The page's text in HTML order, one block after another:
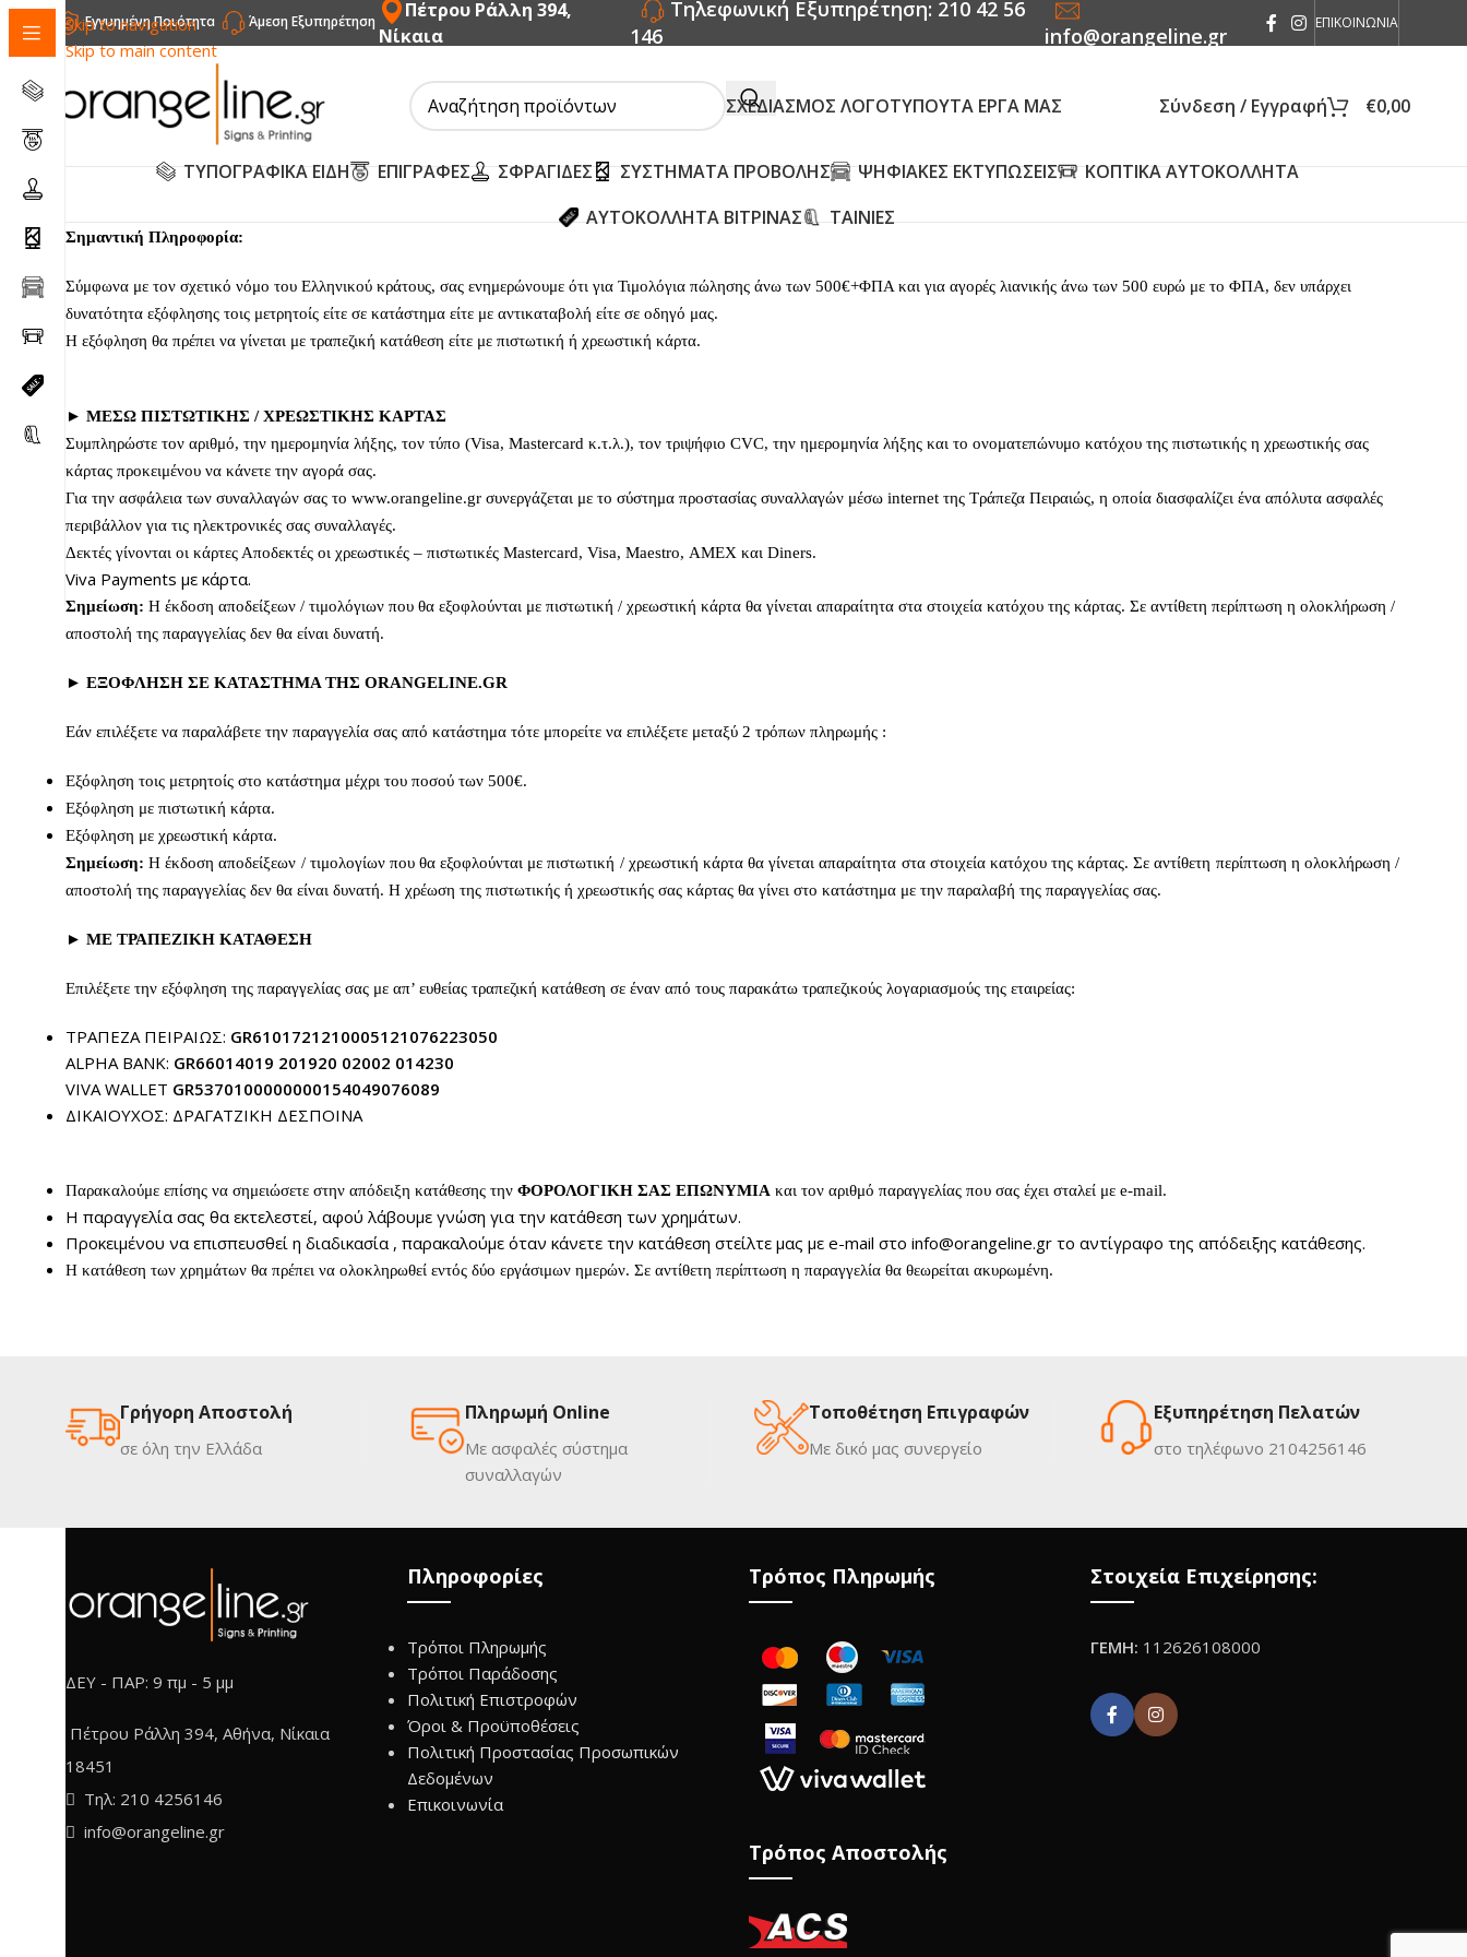
Skip to navigation
Skip to main content
Εγγυημένη Ποιότητα Άμεση Εξυπηρέτηση
Πέτρου Ράλλη 394,
Νίκαια
Τηλεφωνική Εξυπηρέτηση: 210 42 56
146
info@orangeline.gr
ΕΠΙΚΟΙΝΩΝΙΑ
ΣΧΕΔΙΑΣΜΟΣ ΛΟΓΟΤΥΠΟΥΤΑ ΕΡΓΑ ΜΑΣ Σύνδεση / Εγγραφή €0,00
ΤΥΠΟΓΡΑΦΙΚΑ ΕΙΔΗ ΕΠΙΓΡΑΦΕΣ ΣΦΡΑΓΙΔΕΣ ΣΥΣΤΗΜΑΤΑ ΠΡΟΒΟΛΗΣ ΨΗΦΙΑΚΕΣ ΕΚΤΥΠΩΣΕΙΣ
ΚΟΠΤΙΚΑ ΑΥΤΟΚΟΛΛΗΤΑ
ΑΥΤΟΚΟΛΛΗΤΑ ΒΙΤΡΙΝΑΣ
ΤΑΙΝΙΕΣ
Σημαντική Πληροφορία:
Σύμφωνα με τον σχετικό νόμο του Ελληνικού κράτους, σας ενημερώνουμε ότι για Τιμολόγια πώλησης άνω των 500€+ΦΠΑ και για αγορές λιανικής άνω των 500 ευρώ με το ΦΠΑ, δεν υπάρχει
δυνατότητα εξόφλησης τοις μετρητοίς είτε σε κατάστημα είτε με αντικαταβολή είτε σε οδηγό μας.
Η εξόφληση θα πρέπει να γίνεται με τραπεζική κατάθεση είτε με πιστωτική ή χρεωστική κάρτα.
► MΕΣΩ ΠΙΣΤΩΤΙΚΗΣ / ΧΡΕΩΣΤΙΚΗΣ ΚΑΡΤΑΣ
Συμπληρώστε τον αριθμό, την ημερομηνία λήξης, τον τύπο (Visa, Mastercard κ.τ.λ.), τον τριψήφιο CVC, την ημερομηνία λήξης και το ονοματεπώνυμο κατόχου της πιστωτικής η χρεωστικής σας
κάρτας προκειμένου να κάνετε την αγορά σας.
Για την ασφάλεια των συναλλαγών σας το www.orangeline.gr συνεργάζεται με το σύστημα προστασίας συναλλαγών μέσω internet της Τράπεζα Πειραιώς, η οποία διασφαλίζει ένα απόλυτα ασφαλές
περιβάλλον για τις ηλεκτρονικές σας συναλλαγές.
Δεκτές γίνονται οι κάρτες Αποδεκτές οι χρεωστικές – πιστωτικές Mastercard, Visa, Maestro, ΑΜΕΧ και Diners.
Viva Payments με κάρτα.
Σημείωση: Η έκδοση αποδείξεων / τιμολόγιων που θα εξοφλούνται με πιστωτική / χρεωστική κάρτα θα γίνεται απαραίτητα στα στοιχεία κατόχου της κάρτας. Σε αντίθετη περίπτωση η ολοκλήρωση /
αποστολή της παραγγελίας δεν θα είναι δυνατή.
► ΕΞΟΦΛΗΣΗ ΣΕ ΚΑΤΑΣΤΗΜΑ ΤΗΣ ORANGELINE.GR
Εάν επιλέξετε να παραλάβετε την παραγγελία σας από κατάστημα τότε μπορείτε να επιλέξετε μεταξύ 2 τρόπων πληρωμής :
Εξόφληση τοις μετρητοίς στο κατάστημα μέχρι του ποσού των 500€.
Εξόφληση με πιστωτική κάρτα.
Εξόφληση με χρεωστική κάρτα.
Σημείωση: Η έκδοση αποδείξεων / τιμολογίων που θα εξοφλούνται με πιστωτική / χρεωστική κάρτα θα γίνεται απαραίτητα στα στοιχεία κατόχου της κάρτας. Σε αντίθετη περίπτωση η ολοκλήρωση /
αποστολή της παραγγελίας δεν θα είναι δυνατή. Η χρέωση της πιστωτικής ή χρεωστικής σας κάρτας θα γίνει στο κατάστημα με την παραλαβή της παραγγελίας σας.
► MΕ ΤΡΑΠΕΖΙΚΗ ΚΑΤΑΘΕΣΗ
Επιλέξετε την εξόφληση της παραγγελίας σας με απ’ ευθείας τραπεζική κατάθεση σε έναν από τους παρακάτω τραπεζικούς λογαριασμούς της εταιρείας:
ΤΡΑΠΕΖΑ ΠΕΙΡΑΙΩΣ: GR6101721210005121076223050
ALPHA BANK: GR66014019 201920 02002 014230
VIVA WALLET GR5370100000000154049076089
ΔΙΚΑΙΟΥΧΟΣ: ΔΡΑΓΑΤΖΙΚΗ ΔΕΣΠΟΙΝΑ
Παρακαλούμε επίσης να σημειώσετε στην απόδειξη κατάθεσης την ΦΟΡΟΛΟΓΙΚΗ ΣΑΣ ΕΠΩΝΥΜΙΑ και τον αριθμό παραγγελίας που σας έχει σταλεί με e-mail.
Η παραγγελία σας θα εκτελεστεί, αφού λάβουμε γνώση για την κατάθεση των χρημάτων.
Προκειμένου να επισπευσθεί η διαδικασία , παρακαλούμε όταν κάνετε την κατάθεση στείλτε μας με e-mail στο info@orangeline.gr το αντίγραφο της απόδειξης κατάθεσης.
Η κατάθεση των χρημάτων θα πρέπει να ολοκληρωθεί εντός δύο εργάσιμων ημερών. Σε αντίθετη περίπτωση η παραγγελία θα θεωρείται ακυρωμένη.
Γρήγορη Αποστολή
σε όλη την Ελλάδα
Πληρωμή Online
Με ασφαλές σύστημα
συναλλαγών
Τοποθέτηση Επιγραφών
Με δικό μας συνεργείο
Εξυπηρέτηση Πελατών
στο τηλέφωνο 2104256146
ΔΕΥ - ΠΑΡ: 9 πμ - 5 μμ
Πέτρου Ράλλη 394, Αθήνα, Νίκαια
18451
Τηλ: 210 4256146
info@orangeline.gr
Πληροφορίες
Τρόποι Πληρωμής
Τρόποι Παράδοσης
Πολιτική Επιστροφών
Όροι & Προϋποθέσεις
Πολιτική Προστασίας Προσωπικών
Δεδομένων
Επικοινωνία
Τρόπος Πληρωμής
Τρόπος Αποστολής
Στοιχεία Επιχείρησης:
ΓΕΜΗ: 112626108000